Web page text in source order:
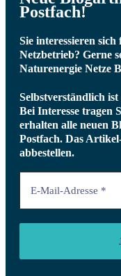
Postfach!
Sie interessieren
Netzbetrieb? Gerne
Naturenergie Netze
Selbstverständlich
Bei Interesse tragen
erhalten alle neuen
Postfach. Das
abbestellen.